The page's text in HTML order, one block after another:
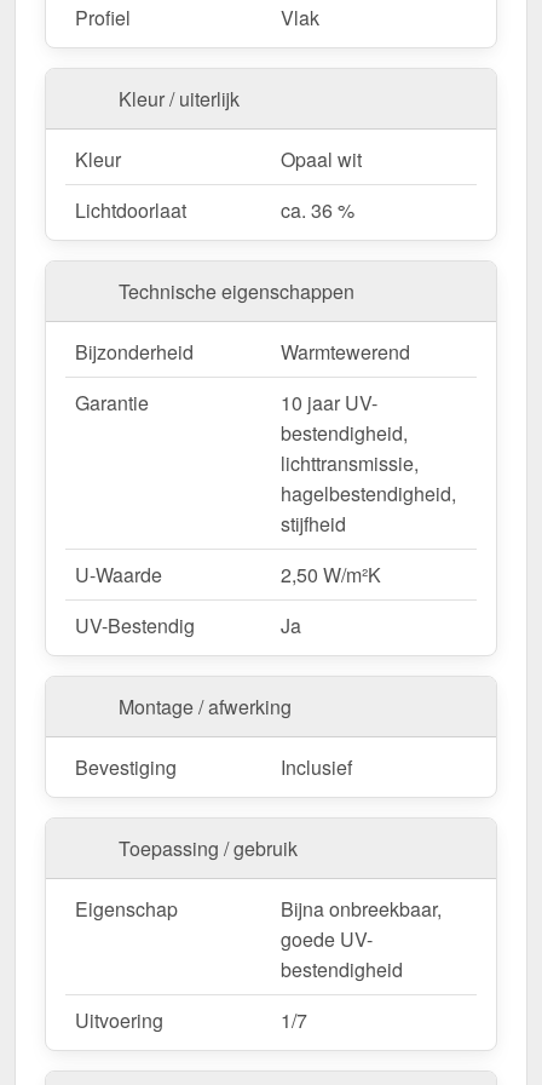
duurzaam.
Bestel nu uw Alumon lichtstraat | Type 1/7 –
Inclusief bevestiging en met 10 jaar UV-
bestendigheid, lichttransmissie,
hagelbestendigheid, stijfheid garantie!
Licht, sterk & duurzaam – perfect voor elk project!
Opgelet: Kopschotten optioneel te bestellen.
Wegens maatwerk / customisatie van herroepingsrecht uitgezonderd
Profiel Vlak
Kleur / uiterlijk
Kleur
Opaal wit
Lichtdoorlaat
ca. 36 %
Technische eigenschappen
Bijzonderheid
Warmtewerend
Garantie
10 jaar UV-
bestendigheid,
lichttransmissie,
hagelbestendigheid,
stijfheid
U-Waarde
2,50 W/m²K
UV-Bestendig
Ja
Montage / afwerking
Bevestiging Inclusief
Toepassing / gebruik
Eigenschap
Bijna onbreekbaar,
goede UV-
bestendigheid
Uitvoering
1/7